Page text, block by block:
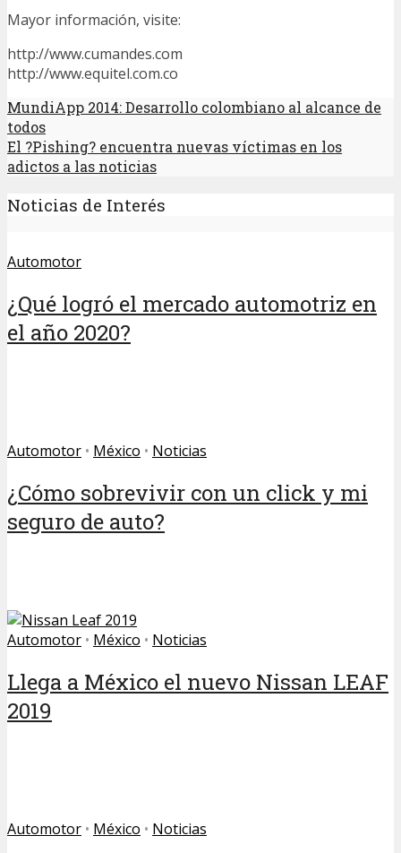
Mayor información, visite:
http://www.cumandes.com
http://www.equitel.com.co
MundiApp 2014: Desarrollo colombiano al alcance de
todos
El ?Pishing? encuentra nuevas víctimas en los
adictos a las noticias
Noticias de Interés
Automotor
¿Qué logró el mercado automotriz en
el año 2020?
Automotor • México • Noticias
¿Cómo sobrevivir con un click y mi
seguro de auto?
Automotor • México • Noticias
Llega a México el nuevo Nissan LEAF
2019
Automotor • México • Noticias